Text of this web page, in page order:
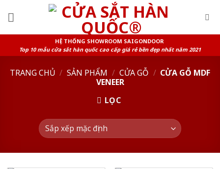
HỆ THỐNG SHOWROOM SAIGONDOOR
Top 10 mẫu cửa sắt hàn quốc cao cấp giá rẻ bền đẹp nhất năm 2021
TRANG CHỦ / SẢN PHẨM / CỬA GỖ / CỬA GỖ MDF
VENEER
LỌC